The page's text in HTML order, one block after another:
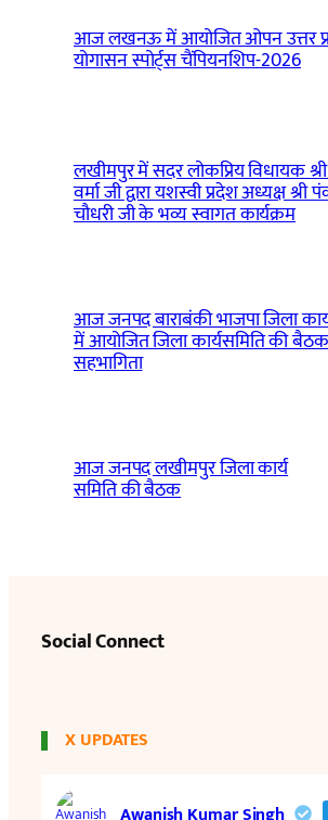
आज लखनऊ में आयोजित ओपन उत्तर
योगासन स्पोर्ट्स चैंपियनशिप-2026
लखीमपुर में सदर लोकप्रिय विधायक
वर्मा जी द्वारा यशस्वी प्रदेश अध्यक्ष श्री
चौधरी जी के भव्य स्वागत कार्यक्रम
आज जनपद बाराबंकी भाजपा जिला
में आयोजित जिला कार्यसमिति की
सहभागिता
आज जनपद लखीमपुर जिला कार्य
समिति की बैठक
Social Connect
X UPDATES